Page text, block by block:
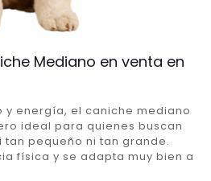
Mediano en venta en
y energía, el caniche mediano
ideal para quienes buscan
tan pequeño ni tan grande.
física y se adapta muy bien a